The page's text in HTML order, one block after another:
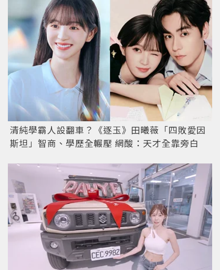
清純學霸人設翻車？《逐玉》田曦薇「四敗愛因
斯坦」智商、學歷全輾壓 網酸：天才全靠旁白